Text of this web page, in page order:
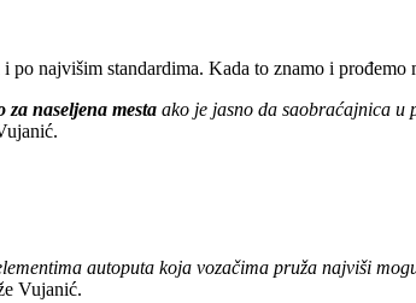
po najvišim standardima. Kada to znamo i
za naseljena mesta ako je jasno da saobraćajnica u
autoputa koja vozačima pruža najviši
Vujanić.